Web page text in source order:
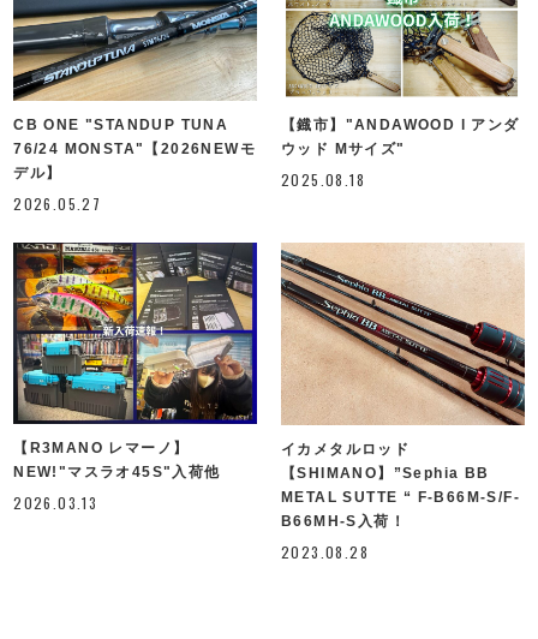
CB ONE "STANDUP TUNA
76/24 MONSTA"【2026NEWモ
デル】
2026.05.27
【鐡市】"ANDAWOOD l アンダ
ウッド Mサイズ"
2025.08.18
【R3MANO レマーノ】
NEW!"マスラオ45S"入荷他
2026.03.13
イカメタルロッド
【SHIMANO】”Sephia BB
METAL SUTTE “ F-B66M-S/F-
B66MH-S入荷！
2023.08.28